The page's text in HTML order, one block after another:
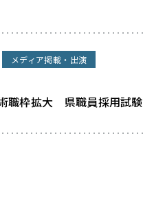
メディア掲載・出演
職枠拡大 県職員採用試